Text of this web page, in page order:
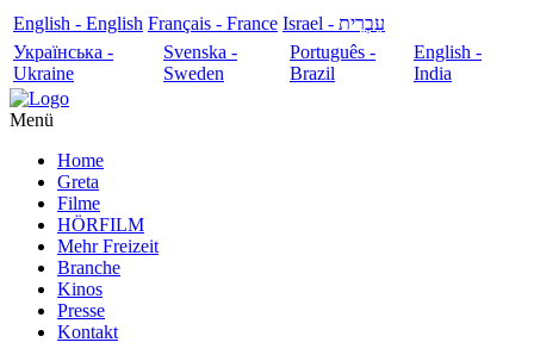
English - English Français - France
עִבְרִית - Israel
Українська -
Ukraine
Svenska -
Sweden
Português -
Brazil
English -
India
Menü
Home
Greta
Filme
HÖRFILM
Mehr Freizeit
Branche
Kinos
Presse
Kontakt